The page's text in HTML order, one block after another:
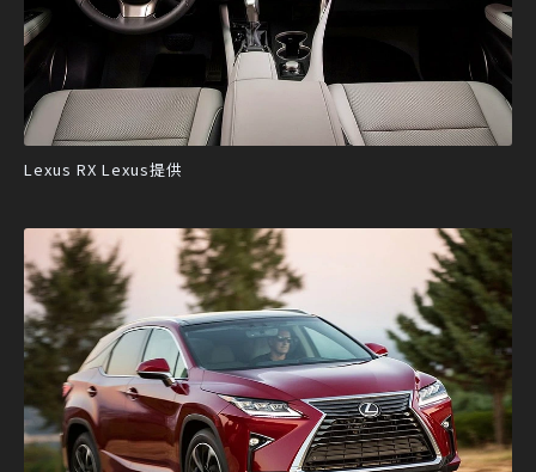
Lexus RX Lexus提供